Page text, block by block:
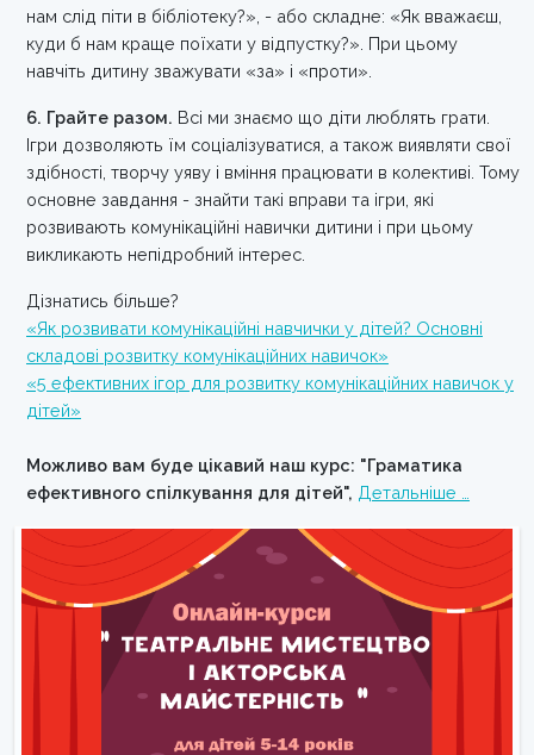
нам слід піти в бібліотеку?», - або складне: «Як вважаєш,
куди б нам краще поїхати у відпустку?». При цьому
навчіть дитину зважувати «за» і «проти».
6. Грайте разом. Всі ми знаємо що діти люблять грати.
Ігри дозволяють їм соціалізуватися, а також виявляти свої
здібності, творчу уяву і вміння працювати в колективі. Тому
основне завдання - знайти такі вправи та ігри, які
розвивають комунікаційні навички дитини і при цьому
викликають непідробний інтерес.
Дізнатись більше?
«Як розвивати комунікаційні навчички у дітей? Основні
складові розвитку комунікаційних навичок»
«5 ефективних ігор для розвитку комунікаційних навичок у
дітей»
Можливо вам буде цікавий наш курс: "Граматика
ефективного спілкування для дітей", Детальніше …